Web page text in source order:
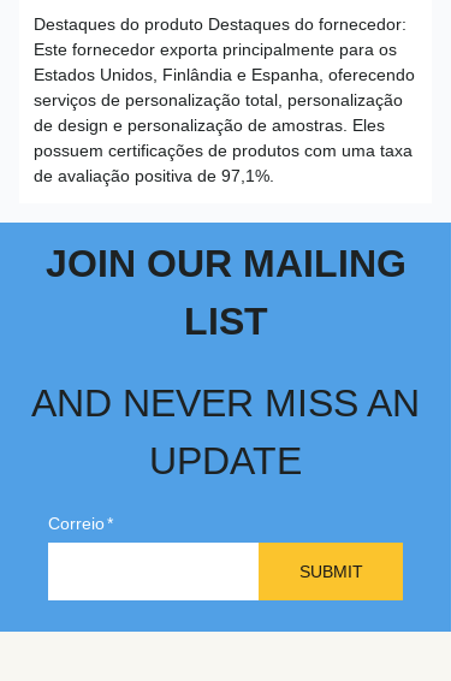
Destaques do produto Destaques do fornecedor:
Este fornecedor exporta principalmente para os
Estados Unidos, Finlândia e Espanha, oferecendo
serviços de personalização total, personalização
de design e personalização de amostras. Eles
possuem certificações de produtos com uma taxa
de avaliação positiva de 97,1%.
Correio
SUBMIT
JOIN OUR MAILING
LIST
AND NEVER MISS AN
UPDATE